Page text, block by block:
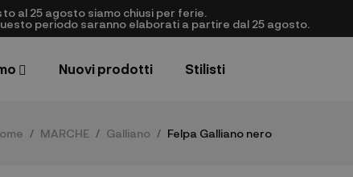
al 25 agosto siamo chiusi per ferie.
periodo saranno elaborati a partire dal 25 agosto.
Nuovi prodotti Stilisti
MARCHE Galliano Felpa Galliano nero